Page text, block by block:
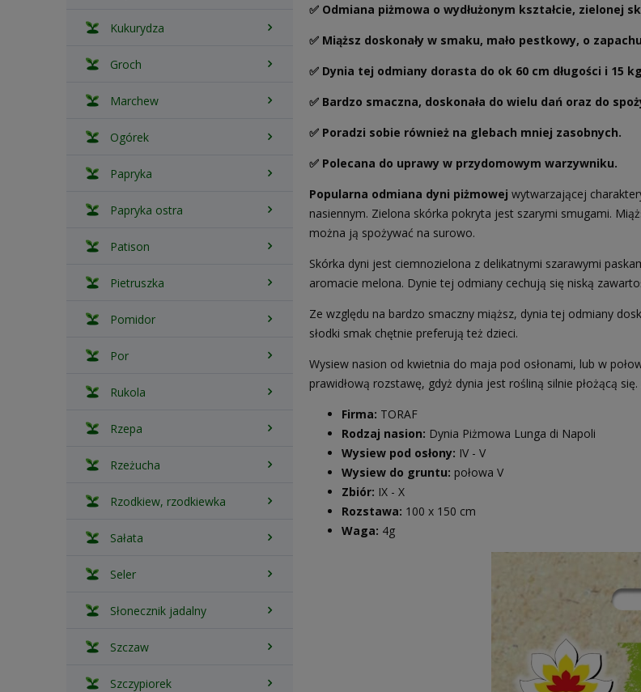
Kukurydza
Groch
Marchew
Ogórek
Papryka
Papryka ostra
Patison
Pietruszka
Pomidor
Por
Rukola
Rzepa
Rzeżucha
Rzodkiew, rzodkiewka
Sałata
Seler
Słonecznik jadalny
Szczaw
Szczypiorek
✅ Odmiana piżmowa o wydłużonym kształcie, zielonej
✅ Miąższ doskonały w smaku, mało pestkowy, o
✅ Dynia tej odmiany dorasta do ok 60 cm długości i 15
✅ Bardzo smaczna, doskonała do wielu dań oraz do
✅ Poradzi sobie również na glebach mniej zasobnych.
✅ Polecana do uprawy w przydomowym warzywniku.
Popularna odmiana dyni piżmowej wytwarzającej
nasiennym. Zielona skórka pokryta jest szarymi smugami.
można ją spożywać na surowo.
Skórka dyni jest ciemnozielona z delikatnymi szarawymi
aromacie melona. Dynie tej odmiany cechują się niską
Ze względu na bardzo smaczny miąższ, dynia tej odmiany
słodki smak chętnie preferują też dzieci.
Wysiew nasion od kwietnia do maja pod osłonami, lub w
prawidłową rozstawę, gdyż dynia jest rośliną silnie płożącą
Firma: TORAF
Rodzaj nasion: Dynia Piżmowa Lunga di Napoli
Wysiew pod osłony: IV - V
Wysiew do gruntu: połowa V
Zbiór: IX - X
Rozstawa: 100 x 150 cm
Waga: 4g